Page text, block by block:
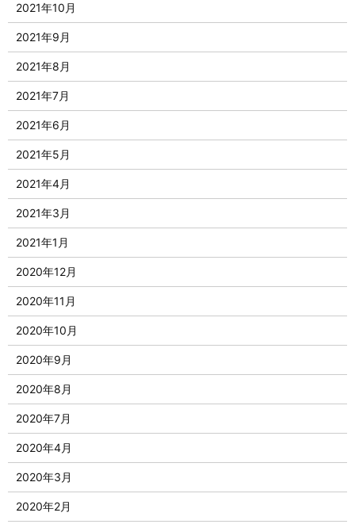
2021年10月
2021年9月
2021年8月
2021年7月
2021年6月
2021年5月
2021年4月
2021年3月
2021年1月
2020年12月
2020年11月
2020年10月
2020年9月
2020年8月
2020年7月
2020年4月
2020年3月
2020年2月